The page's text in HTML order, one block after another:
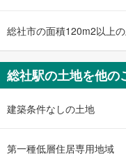
総社市の面積120m2以上
総社駅の土地を他の
建築条件なしの土地
第一種低層住居専用地域